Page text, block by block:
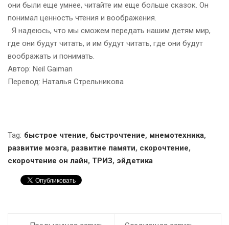
они были еще умнее, читайте им еще больше сказок. Он
понимал ценность чтения и воображения.
Я надеюсь, что мы сможем передать нашим детям мир,
где они будут читать, и им будут читать, где они будут
воображать и понимать.
Автор: Neil Gaiman
Перевод: Наталья Стрельникова
Tag: быстрое чтение, быстрочтение, мнемотехника,
развитие мозга, развитие памяти, скорочтение,
скорочтение он лайн, ТРИЗ, эйдетика